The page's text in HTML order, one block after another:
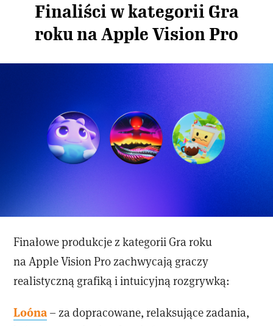
Finaliści w kategorii Gra
roku na Apple Vision Pro
Finałowe produkcje z kategorii Gra roku
na Apple Vision Pro zachwycają graczy
realistyczną grafiką i intuicyjną rozgrywką:
Loóna – za dopracowane, relaksujące zadania,